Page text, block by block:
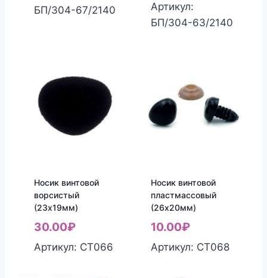
БП/304-67/2140
Артикул:
БП/304-63/2140
Носик винтовой
ворсистый
(23х19мм)
30.00₽
Артикул: СТ066
Носик винтовой
пластмассовый
(26х20мм)
10.00₽
Артикул: СТ068